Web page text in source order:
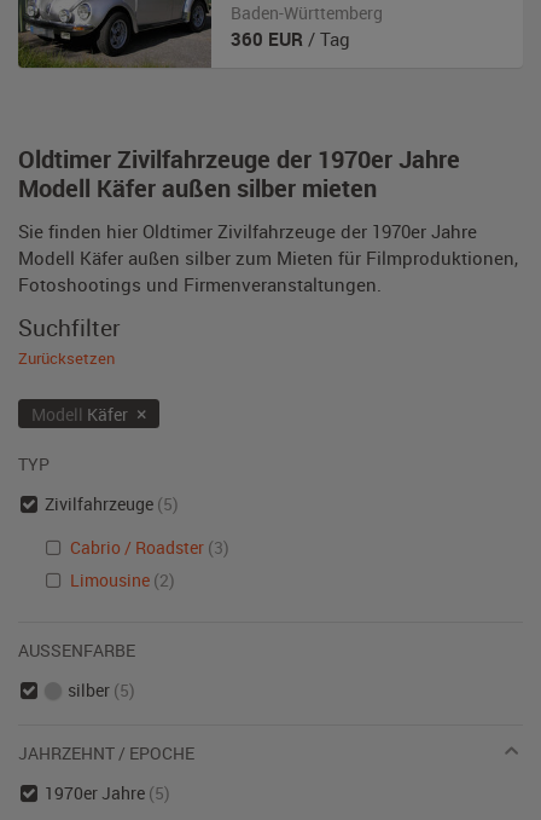
Oldtimer Zivilfahrzeuge der 1970er Jahre
Modell Käfer außen silber mieten
Sie finden hier Oldtimer Zivilfahrzeuge der 1970er Jahre
Modell Käfer außen silber zum Mieten für Filmproduktionen,
Fotoshootings und Firmenveranstaltungen.
Baden-Württemberg
360 EUR / Tag
Suchfilter
Zurücksetzen
Modell Käfer ×
TYP
Zivilfahrzeuge (5)
Cabrio / Roadster (3)
Limousine (2)
AUSSENFARBE
silber (5)
JAHRZEHNT / EPOCHE
1970er Jahre (5)